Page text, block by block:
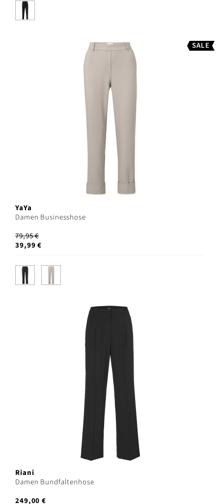
SALE
YaYa
Damen Businesshose
79,95 €
39,99 €
Riani
Damen Bundfaltenhose
249,00 €